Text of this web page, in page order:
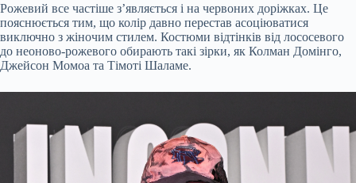
Рожевий все частіше з’являється і на червоних доріжках. Це
пояснюється тим, що колір давно перестав асоціюватися
виключно з жіночим стилем. Костюми відтінків від лососевого
до неоново-рожевого обирають такі зірки, як Колман Домінго,
Джейсон Момоа та Тімоті Шаламе.